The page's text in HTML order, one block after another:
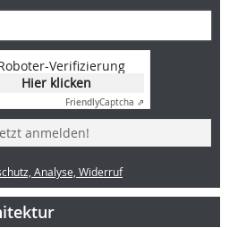
Verifizierung
Hier klicken
FriendlyCaptcha ⇗
anmelden!
Analyse, Widerruf